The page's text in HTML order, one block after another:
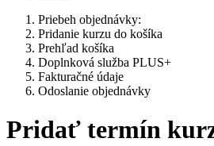
Priebeh objednávky:
Pridanie kurzu do košíka
Prehľad košíka
Doplnková služba PLUS+
Fakturačné údaje
Odoslanie objednávky
Pridať termín